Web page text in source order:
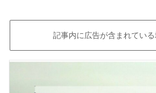
記事内に広告が含まれている